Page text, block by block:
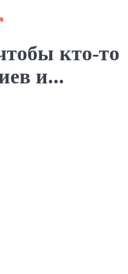
кто-то
и...